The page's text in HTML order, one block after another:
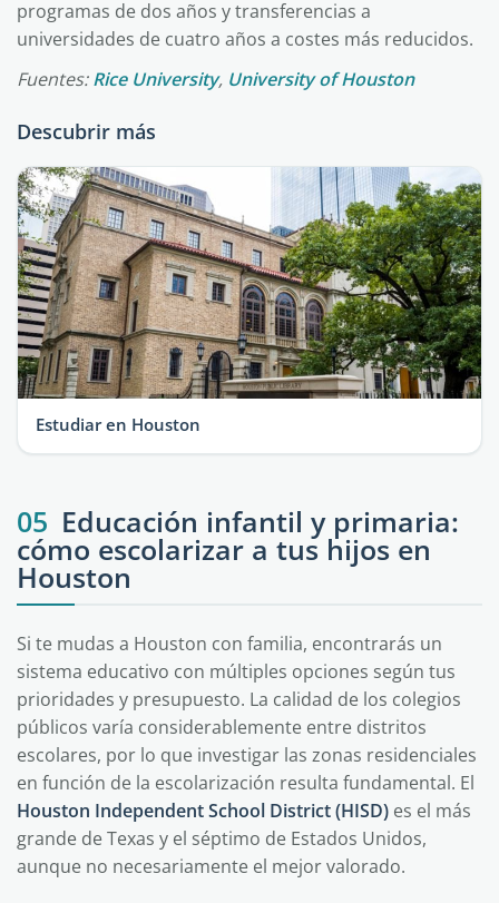
programas de dos años y transferencias a
universidades de cuatro años a costes más reducidos.
Fuentes:Rice University, University of Houston
Descubrir más
Estudiar en Houston
05 Educación infantil y primaria:
cómo escolarizar a tus hijos en
Houston
Si te mudas a Houston con familia, encontrarás un
sistema educativo con múltiples opciones según tus
prioridades y presupuesto. La calidad de los colegios
públicos varía considerablemente entre distritos
escolares, por lo que investigar las zonas residenciales
en función de la escolarización resulta fundamental. El
Houston Independent School District (HISD) es el más
grande de Texas y el séptimo de Estados Unidos,
aunque no necesariamente el mejor valorado.